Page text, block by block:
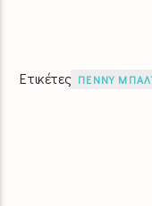
Ετικέτες ΠΕΝΝΥ